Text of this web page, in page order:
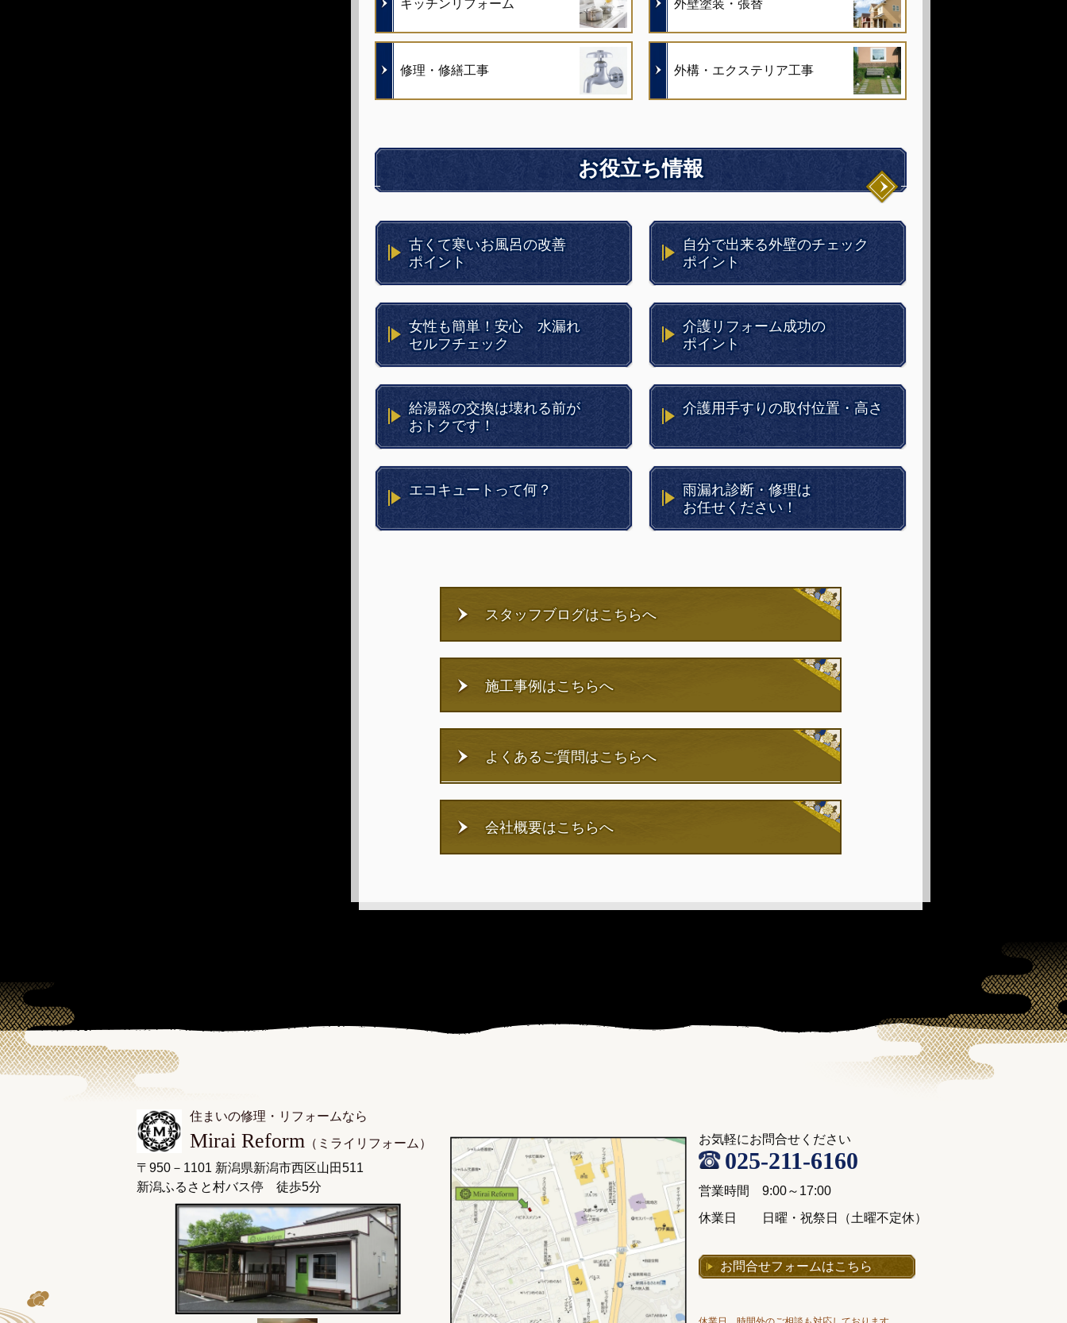
キッチンリフォーム 外壁塗装・張替
修理・修繕工事 外構・エクステリア工事
お役立ち情報
古くて寒いお風呂の改善
ポイント
自分で出来る外壁のチェック
ポイント
女性も簡単！安心 水漏れ
セルフチェック
介護リフォーム成功の
ポイント
給湯器の交換は壊れる前が
おトクです！
介護用手すりの取付位置・高さ
エコキュートって何？
雨漏れ診断・修理は
お任せください！
スタッフブログはこちらへ
施工事例はこちらへ
よくあるご質問はこちらへ
会社概要はこちらへ
住まいの修理・リフォームなら
Mirai Reform （ミライリフォーム）
〒950－1101 新潟県新潟市西区山田511
新潟ふるさと村バス停 徒歩5分
お気軽にお問合せください
025-211-6160
営業時間 9:00～17:00
休業日 日曜・祝祭日（土曜不定休）
お問合せフォームはこちら